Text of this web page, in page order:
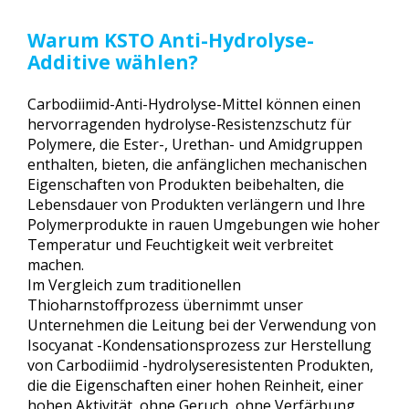
ic
h
ei
t
d
u
k
u
k
t
u
r
Klebstoff
e
Die Additionsmenge beträgt ca. 1,0-2,0
PHR des soliden Gehalts.
PLA/PBATund kann den Hydrolysewiderstand um
das 3-7-fache verbessern.
Warum KSTO Anti-Hydrolyse-
Additive wählen?
Carbodiimid-Anti-Hydrolyse-Mittel können einen
hervorragenden hydrolyse-Resistenzschutz für
Polymere, die Ester-, Urethan- und Amidgruppen
enthalten, bieten, die anfänglichen mechanischen
Eigenschaften von Produkten beibehalten, die
Lebensdauer von Produkten verlängern und Ihre
Polymerprodukte in rauen Umgebungen wie hoher
Temperatur und Feuchtigkeit weit verbreitet
machen.
Im Vergleich zum traditionellen
Thioharnstoffprozess übernimmt unser
Unternehmen die Leitung bei der Verwendung von
Isocyanat -Kondensationsprozess zur Herstellung
von Carbodiimid -hydrolyseresistenten Produkten,
die die Eigenschaften einer hohen Reinheit, einer